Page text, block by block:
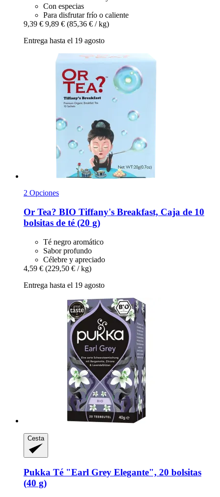
Con especias
Para disfrutar frío o caliente
9,39 € 9,89 € (85,36 € / kg)
Entrega hasta el 19 agosto
2 Opciones
Or Tea? BIO Tiffany's Breakfast, Caja de 10
bolsitas de té (20 g)
Té negro aromático
Sabor profundo
Célebre y apreciado
4,59 € (229,50 € / kg)
Entrega hasta el 19 agosto
Cesta
Pukka Té "Earl Grey Elegante", 20 bolsitas
(40 g)